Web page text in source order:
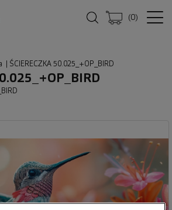
(0)
ŚCIERECZKA 50.025_+OP_BIRD